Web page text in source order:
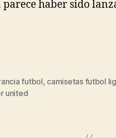
haber sido
futbol, camisetas futbol
united